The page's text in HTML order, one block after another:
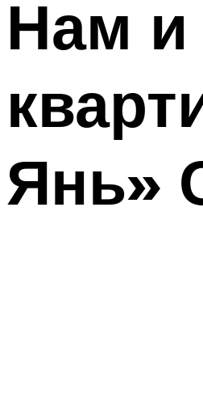
Нам и
Янь»